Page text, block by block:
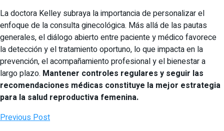
La doctora Kelley subraya la importancia de personalizar el
enfoque de la consulta ginecológica. Más allá de las pautas
generales, el diálogo abierto entre paciente y médico favorece
la detección y el tratamiento oportuno, lo que impacta en la
prevención, el acompañamiento profesional y el bienestar a
largo plazo. Mantener controles regulares y seguir las
recomendaciones médicas constituye la mejor estrategia
para la salud reproductiva femenina.
Previous Post